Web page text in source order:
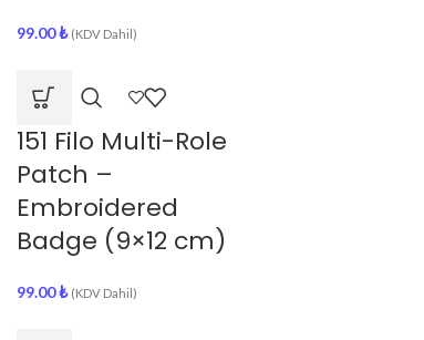
99.00₺ (KDV Dahil)
151 Filo Multi-Role
Patch –
Embroidered
Badge (9×12 cm)
99.00₺ (KDV Dahil)